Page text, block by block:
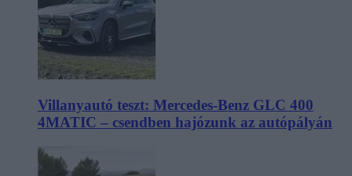
Villanyautó teszt: Mercedes-Benz GLC 400
4MATIC – csendben hajózunk az autópályán